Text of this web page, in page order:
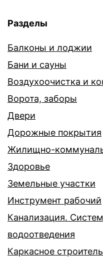
Разделы
Балконы и лоджии
Бани и сауны
Воздухоочистка и
Ворота, заборы
Двери
Дорожные покрытия
Жилищно-
Здоровье
Земельные участки
Инструмент рабочий
Канализация.
водоотведения
Каркасное